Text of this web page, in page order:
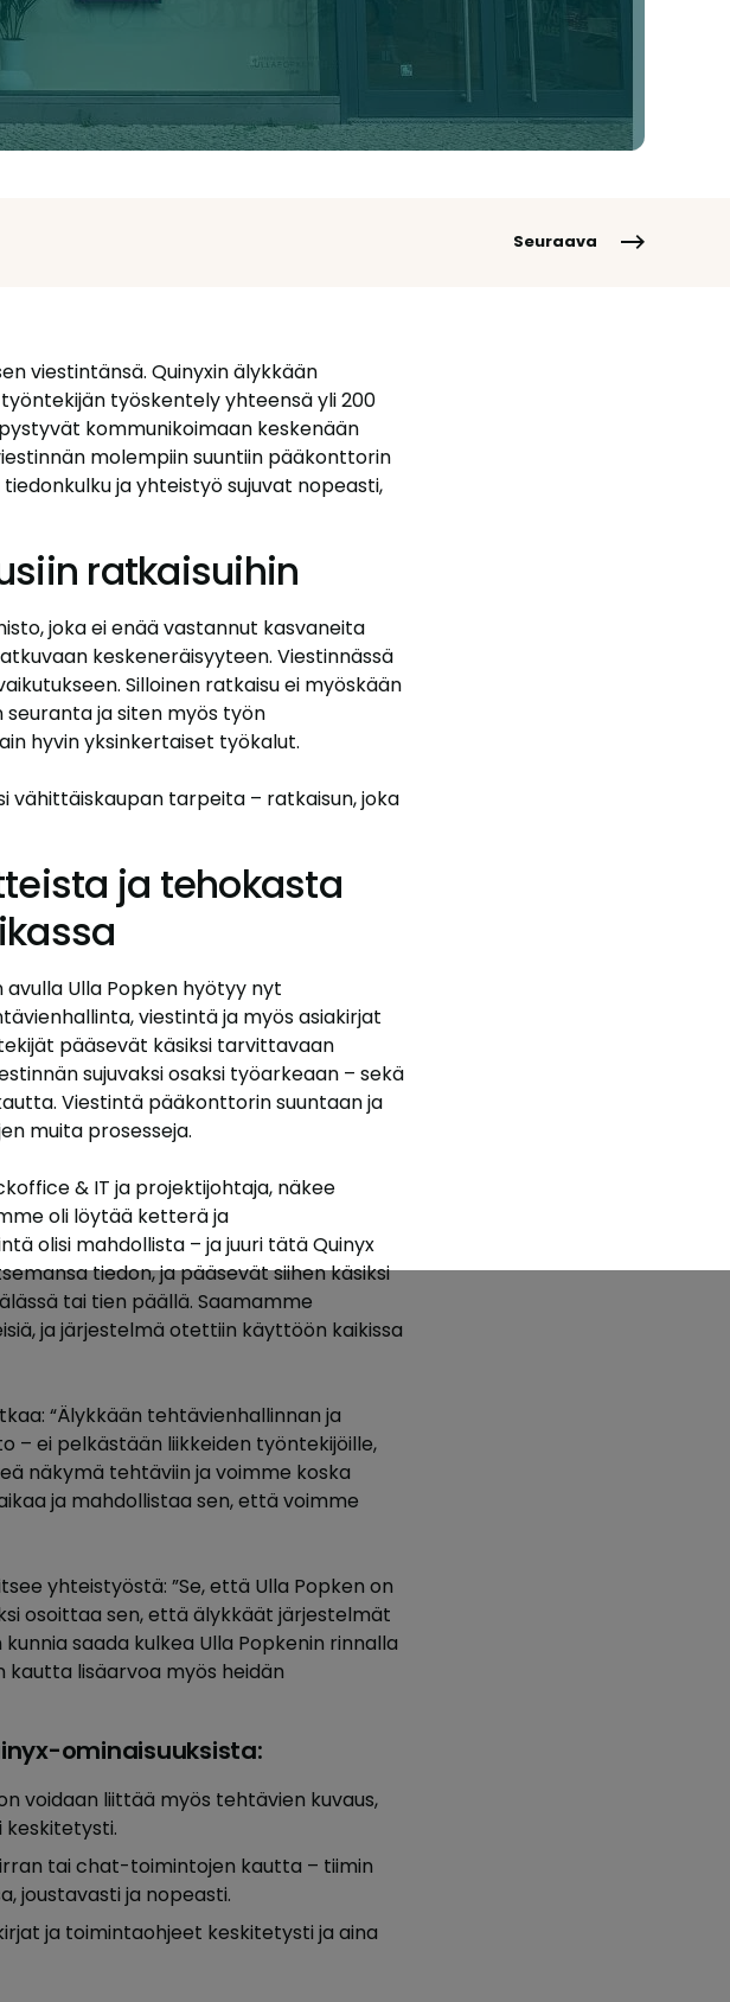
Seuraava
viestintänsä. Quinyxin älykkään
työskentely yhteensä yli 200
kommunikoimaan keskenään
molempiin suuntiin pääkonttorin
ja yhteistyö sujuvat nopeasti,
ratkaisuihin
joka ei enää vastannut kasvaneita
keskeneräisyyteen. Viestinnässä
Silloinen ratkaisu ei myöskään
ja siten myös työn
hyvin yksinkertaiset työkalut.
vähittäiskaupan tarpeita – ratkaisun, joka
ja tehokasta
Ulla Popken hyötyy nyt
viestintä ja myös asiakirjat
pääsevät käsiksi tarvittavaan
sujuvaksi osaksi työarkeaan – sekä
Viestintä pääkonttorin suuntaan ja
muita prosesseja.
& IT ja projektijohtaja, näkee
oli löytää ketterä ja
olisi mahdollista – ja juuri tätä Quinyx
tiedon, ja pääsevät siihen käsiksi
tai tien päällä. Saamamme
ja järjestelmä otettiin käyttöön kaikissa
“Älykkään tehtävienhallinnan ja
– ei pelkästään liikkeiden työntekijöille,
näkymä tehtäviin ja voimme koska
ja mahdollistaa sen, että voimme
yhteistyöstä: ”Se, että Ulla Popken on
osoittaa sen, että älykkäät järjestelmät
saada kulkea Ulla Popkenin rinnalla
kautta lisäarvoa myös heidän
ominaisuuksista:
voidaan liittää myös tehtävien kuvaus,
keskitetysti.
tai chat-toimintojen kautta – tiimin
joustavasti ja nopeasti.
ja toimintaohjeet keskitetysti ja aina